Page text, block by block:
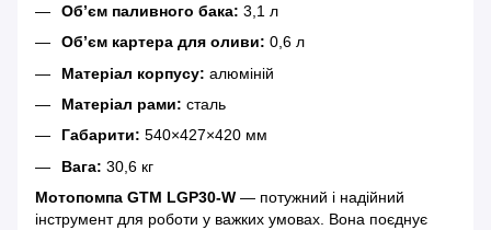
Об’єм паливного бака: 3,1 л
Об’єм картера для оливи: 0,6 л
Матеріал корпусу: алюміній
Матеріал рами: сталь
Габарити: 540×427×420 мм
Вага: 30,6 кг
Мотопомпа GTM LGP30-W — потужний і надійний
інструмент для роботи у важких умовах. Вона поєднує